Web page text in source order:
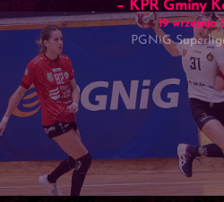
– KPR Gminy
19 września
PGNiG